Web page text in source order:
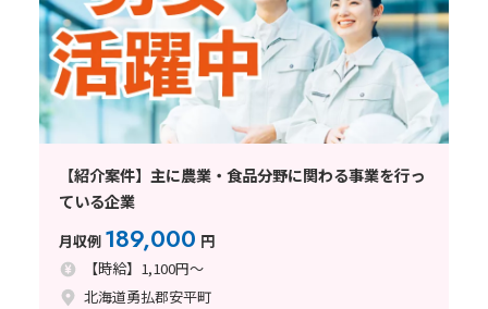
【紹介案件】主に農業・食品分野に関わる事業を行っ
ている企業
月収例 189,000 円
【時給】1,100円～
北海道勇払郡安平町